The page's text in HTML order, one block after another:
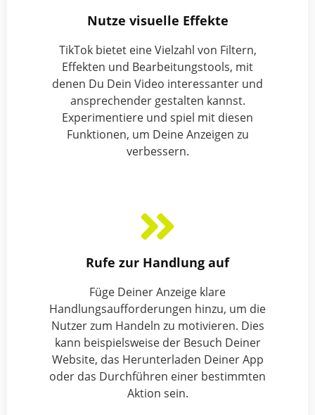
Nutze visuelle Effekte
TikTok bietet eine Vielzahl von Filtern,
Effekten und Bearbeitungstools, mit
denen Du Dein Video interessanter und
ansprechender gestalten kannst.
Experimentiere und spiel mit diesen
Funktionen, um Deine Anzeigen zu
verbessern.
Rufe zur Handlung auf
Füge Deiner Anzeige klare
Handlungsaufforderungen hinzu, um die
Nutzer zum Handeln zu motivieren. Dies
kann beispielsweise der Besuch Deiner
Website, das Herunterladen Deiner App
oder das Durchführen einer bestimmten
Aktion sein.